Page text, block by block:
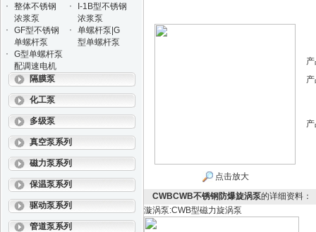
·
整体不锈钢
浓浆泵
·
I-1B型不锈钢
浓浆泵
·
GF型不锈钢
单螺杆泵
·
单螺杆泵|G
型单螺杆泵
·
G型单螺杆泵
配调速电机
隔膜泵
化工泵
多级泵
真空泵系列
磁力泵系列
保温泵系列
驱动泵系列
管道泵系列
点击放大
CWBCWB不锈钢防爆旋涡泵的详细资料：
漩涡泵:CWB型磁力旋涡泵